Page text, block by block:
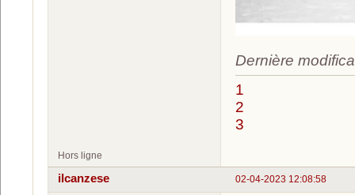
Dernière
1
2
3
Hors ligne
02-04-2023 12:08:58
ilcanzese